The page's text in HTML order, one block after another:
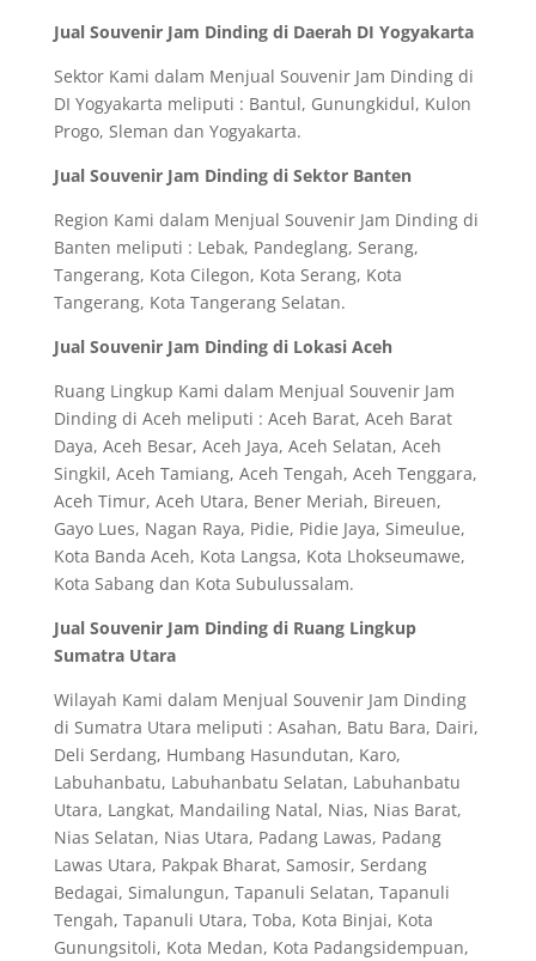
Jual Souvenir Jam Dinding di Daerah DI Yogyakarta
Sektor Kami dalam Menjual Souvenir Jam Dinding di
DI Yogyakarta meliputi : Bantul, Gunungkidul, Kulon
Progo, Sleman dan Yogyakarta.
Jual Souvenir Jam Dinding di Sektor Banten
Region Kami dalam Menjual Souvenir Jam Dinding di
Banten meliputi : Lebak, Pandeglang, Serang,
Tangerang, Kota Cilegon, Kota Serang, Kota
Tangerang, Kota Tangerang Selatan.
Jual Souvenir Jam Dinding di Lokasi Aceh
Ruang Lingkup Kami dalam Menjual Souvenir Jam
Dinding di Aceh meliputi : Aceh Barat, Aceh Barat
Daya, Aceh Besar, Aceh Jaya, Aceh Selatan, Aceh
Singkil, Aceh Tamiang, Aceh Tengah, Aceh Tenggara,
Aceh Timur, Aceh Utara, Bener Meriah, Bireuen,
Gayo Lues, Nagan Raya, Pidie, Pidie Jaya, Simeulue,
Kota Banda Aceh, Kota Langsa, Kota Lhokseumawe,
Kota Sabang dan Kota Subulussalam.
Jual Souvenir Jam Dinding di Ruang Lingkup
Sumatra Utara
Wilayah Kami dalam Menjual Souvenir Jam Dinding
di Sumatra Utara meliputi : Asahan, Batu Bara, Dairi,
Deli Serdang, Humbang Hasundutan, Karo,
Labuhanbatu, Labuhanbatu Selatan, Labuhanbatu
Utara, Langkat, Mandailing Natal, Nias, Nias Barat,
Nias Selatan, Nias Utara, Padang Lawas, Padang
Lawas Utara, Pakpak Bharat, Samosir, Serdang
Bedagai, Simalungun, Tapanuli Selatan, Tapanuli
Tengah, Tapanuli Utara, Toba, Kota Binjai, Kota
Gunungsitoli, Kota Medan, Kota Padangsidempuan,